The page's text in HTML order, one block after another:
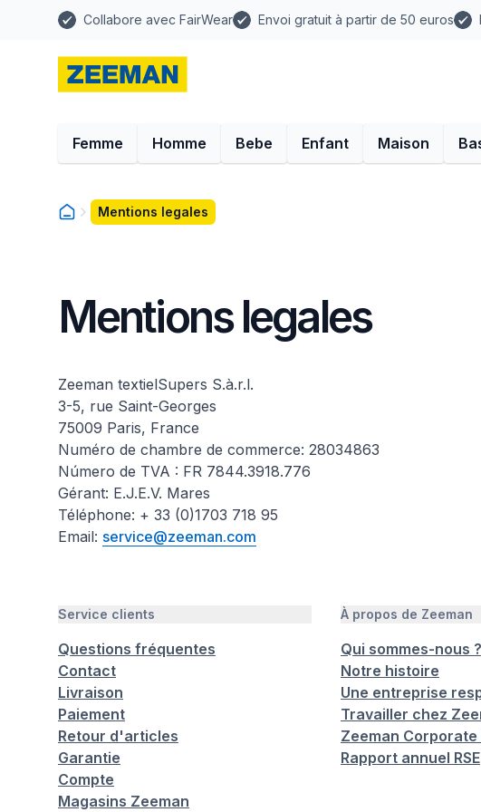
Collabore avec FairWear Envoi gratuit à partir de 50 euros
Femme Homme Bebe Enfant Maison
Mentions legales
Mentions legales
Zeeman textielSupers S.à.r.l.
3-5, rue Saint-Georges
75009 Paris, France
Numéro de chambre de commerce: 28034863
Número de TVA : FR 7844.3918.776
Gérant: E.J.E.V. Mares
Téléphone: + 33 (0)1703 718 95
Email: service@zeeman.com
Service clients
Questions fréquentes
Contact
Livraison
Paiement
Retour d'articles
Garantie
Compte
Magasins Zeeman
À propos de Zeeman
Qui sommes-nous ?
Notre histoire
Une entreprise
Travailler chez
Zeeman Corporate
Rapport annuel RSE